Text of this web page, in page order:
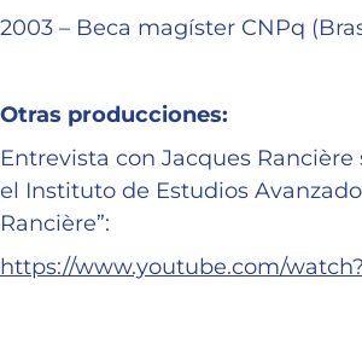
2003 – Beca magíster CNPq
Otras producciones:
Entrevista con Jacques
el Instituto de Estudios
Rancière”:
https://www.youtube.com/